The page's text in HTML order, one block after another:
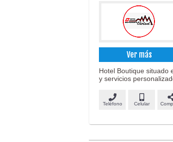
Ver más
Hotel Boutique situado
y servicios
Teléfono Celular